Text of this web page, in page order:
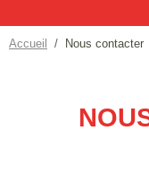
Accueil Nous contacter